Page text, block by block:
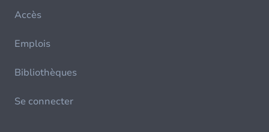
Accès
Emplois
Bibliothèques
Se connecter